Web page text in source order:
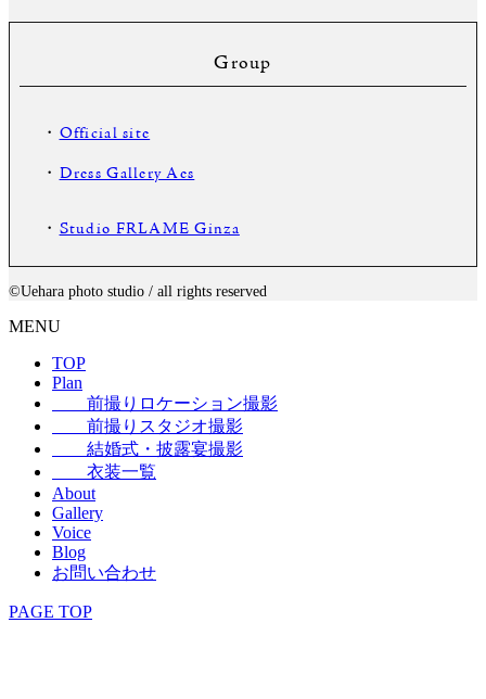
Group
・Official site
・ Dress Gallery Aes
・Studio FRLAME Ginza
©️Uehara photo studio / all rights reserved
MENU
TOP
Plan
前撮りロケーション撮影
前撮りスタジオ撮影
結婚式・披露宴撮影
衣装一覧
About
Gallery
Voice
Blog
お問い合わせ
PAGE TOP